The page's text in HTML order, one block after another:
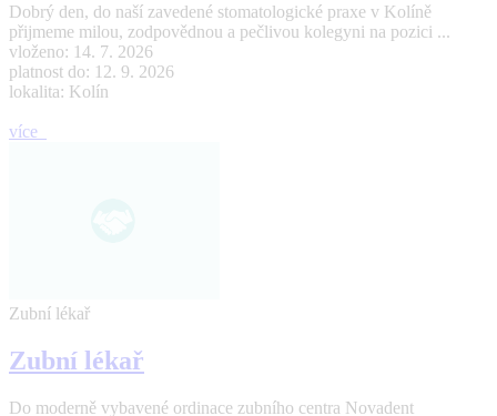
Dobrý den, do naší zavedené stomatologické praxe v Kolíně
přijmeme milou, zodpovědnou a pečlivou kolegyni na pozici ...
vloženo: 14. 7. 2026
platnost do: 12. 9. 2026
lokalita: Kolín
více
Zubní lékař
Zubní lékař
Do moderně vybavené ordinace zubního centra Novadent